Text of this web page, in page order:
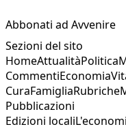
Abbonati ad Avvenire
Sezioni del sito
HomeAttualitàPolitica
CommentiEconomia
CuraFamigliaRubriche
Pubblicazioni
Edizioni locali